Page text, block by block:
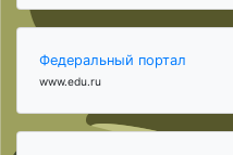
Федеральный портал
www.edu.ru